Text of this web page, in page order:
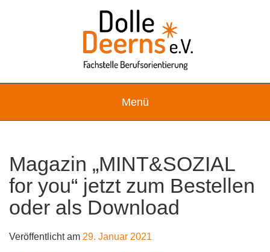
Menü
Magazin „MINT&SOZIAL
for you“ jetzt zum Bestellen
oder als Download
Veröffentlicht am 29. Januar 2021